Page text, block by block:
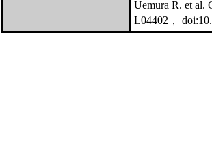
Uemura R. et
L04402，